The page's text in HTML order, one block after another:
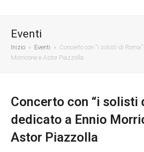
Eventi
Inizio » Eventi » Concerto con “i solisti di
Morricone e Astor Piazzolla
Concerto con “i solisti
dedicato a Ennio
Astor Piazzolla